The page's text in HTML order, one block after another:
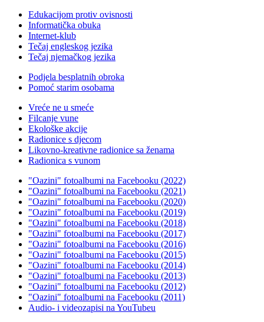
Edukacijom protiv ovisnosti
Informatička obuka
Internet-klub
Tečaj engleskog jezika
Tečaj njemačkog jezika
Podjela besplatnih obroka
Pomoć starim osobama
Vreće ne u smeće
Filcanje vune
Ekološke akcije
Radionice s djecom
Likovno-kreativne radionice sa ženama
Radionica s vunom
"Oazini" fotoalbumi na Facebooku (2022)
"Oazini" fotoalbumi na Facebooku (2021)
"Oazini" fotoalbumi na Facebooku (2020)
"Oazini" fotoalbumi na Facebooku (2019)
"Oazini" fotoalbumi na Facebooku (2018)
"Oazini" fotoalbumi na Facebooku (2017)
"Oazini" fotoalbumi na Facebooku (2016)
"Oazini" fotoalbumi na Facebooku (2015)
"Oazini" fotoalbumi na Facebooku (2014)
"Oazini" fotoalbumi na Facebooku (2013)
"Oazini" fotoalbumi na Facebooku (2012)
"Oazini" fotoalbumi na Facebooku (2011)
Audio- i videozapisi na YouTubeu